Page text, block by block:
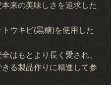
来の美味しさを追求した
ウキビ(黒糖)を使用した
はもとより長く愛され、
る製品作りに精進して参